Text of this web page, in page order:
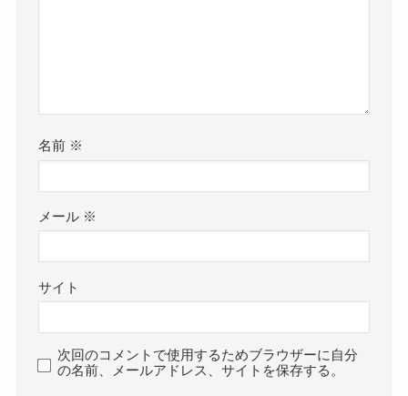
名前 ※
メール ※
サイト
次回のコメントで使用するためブラウザーに自分
の名前、メールアドレス、サイトを保存する。